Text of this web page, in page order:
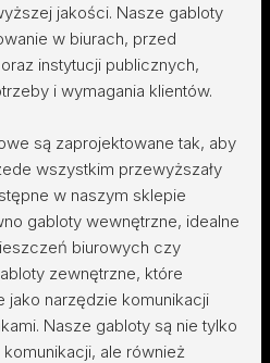
jakości. Nasze gabloty
w biurach, przed
instytucji publicznych,
i wymagania klientów.
są zaprojektowane tak, aby
wszystkim przewyższały
w naszym sklepie
gabloty wewnętrzne, idealne
biurowych czy
zewnętrzne, które
jako narzędzie komunikacji
Nasze gabloty są nie tylko
ale również